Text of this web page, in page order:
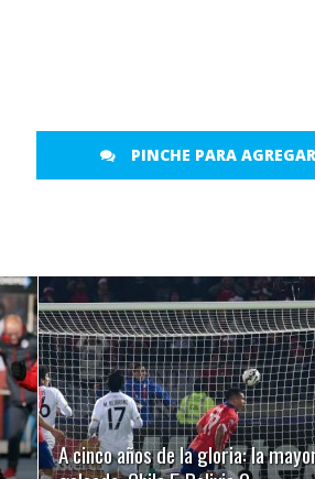
PINCHE PARA
A cinco años de la gloria: la
LEER MÁS